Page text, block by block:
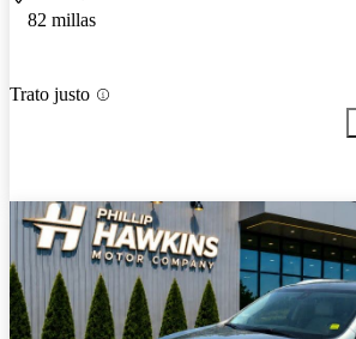
82 millas
Trato justo